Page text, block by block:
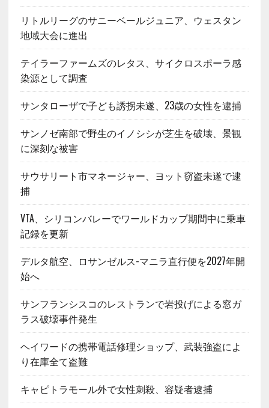
リトルリーグのサニーベールジュニア、ウェスタン
地域大会に進出
テイラーファームズのレタス、サイクロスポーラ感
染源として調査
サンタローザで子ども誘拐未遂、23歳の女性を逮捕
サンノゼ南部で野生のイノシシが芝生を破壊、景観
に深刻な被害
サウサリート市マネージャー、ヨット窃盗未遂で逮
捕
VTA、シリコンバレーでワールドカップ期間中に乗車
記録を更新
デルタ航空、ロサンゼルス-マニラ直行便を2027年開
始へ
サンフランシスコのレストランで岩投げによる窓ガ
ラス破壊事件発生
ヘイワードの携帯電話修理ショップ、武装強盗によ
り在庫全て盗難
キャピトラモール外で女性刺殺、容疑者逮捕